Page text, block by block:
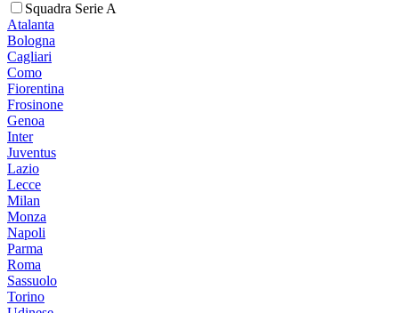
Squadra Serie A
Atalanta
Bologna
Cagliari
Como
Fiorentina
Frosinone
Genoa
Inter
Juventus
Lazio
Lecce
Milan
Monza
Napoli
Parma
Roma
Sassuolo
Torino